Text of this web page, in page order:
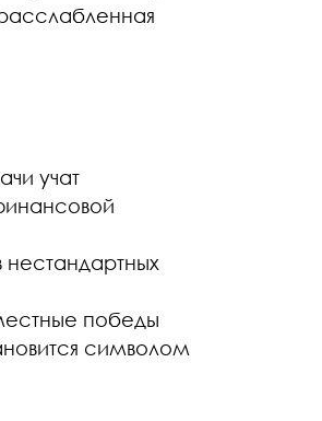
учат
нестандартных
победы
символом